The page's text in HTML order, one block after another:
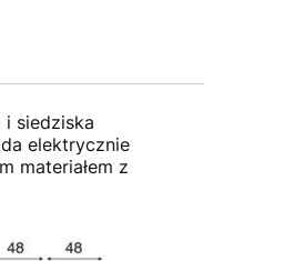
siedziska
elektrycznie
materiałem z